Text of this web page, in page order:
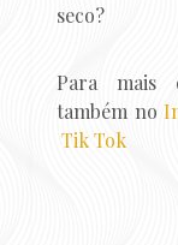
seco?
Para mais
também no
Tik Tok